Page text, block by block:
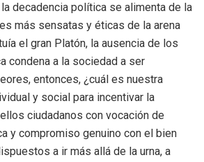
decadencia política se alimenta de la
más sensatas y éticas de la arena
el gran Platón, la ausencia de los
condena a la sociedad a ser
entonces, ¿cuál es nuestra
y social para incentivar la
ciudadanos con vocación de
y compromiso genuino con el bien
a ir más allá de la urna, a